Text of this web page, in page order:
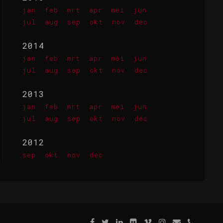
jan feb mrt apr mei
jun
jul
aug sep okt nov dec
2014
jan feb mrt apr mei
jun
jul
aug sep okt nov dec
2013
jan feb mrt apr mei
jun
jul
aug sep okt nov dec
2012
sep okt nov dec